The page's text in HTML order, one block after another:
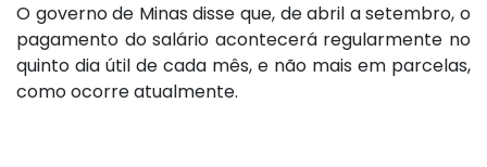
O governo de Minas disse que, de abril a setembro, o
pagamento do salário acontecerá regularmente no
quinto dia útil de cada mês, e não mais em parcelas,
como ocorre atualmente.